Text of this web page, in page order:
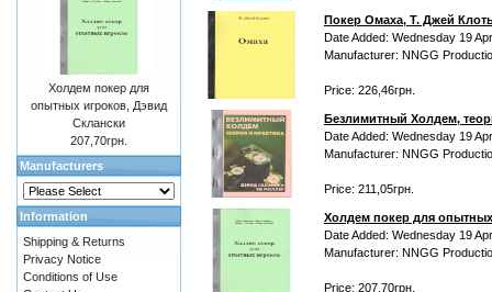
Покер Омаха, Т. Джей
Date Added: Wednesday 19
Manufacturer: NNGG
Price: 226,46грн.
Безлимитный Холдем,
Date Added: Wednesday 19
Manufacturer: NNGG
Price: 211,05грн.
Холдем покер для
Date Added: Wednesday 19
Manufacturer: NNGG
Price: 207,70грн.
Холдем покер для
опытных игроков, Дэвид
Склански
207,70грн.
Manufacturers
Information
Shipping & Returns
Privacy Notice
Conditions of Use